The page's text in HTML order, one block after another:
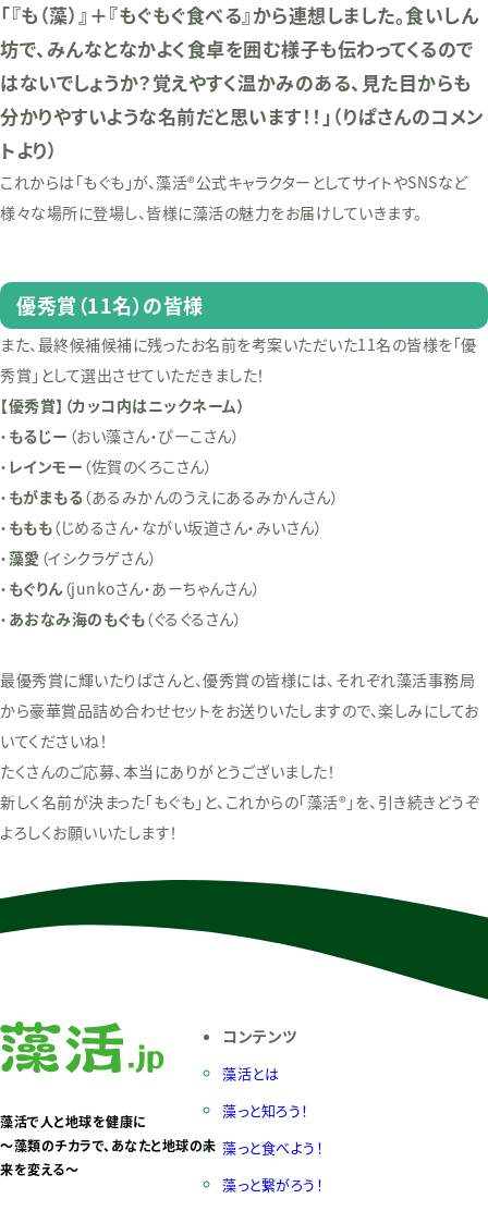
「『も（藻）』＋『もぐもぐ食べる』から連想しました。食いしん
坊で、みんなとなかよく食卓を囲む様子も伝わってくるので
はないでしょうか？覚えやすく温かみのある、見た目からも
分かりやすいような名前だと思います！！」（りぱさんのコメン
トより）
これからは「もぐも」が、藻活®公式キャラクターとしてサイトやSNSなど
様々な場所に登場し、皆様に藻活の魅力をお届けしていきます。
優秀賞（11名）の皆様
また、最終候補候補に残ったお名前を考案いただいた11名の皆様を「優
秀賞」として選出させていただきました！
【優秀賞】（カッコ内はニックネーム）
・ もるじー （おい藻さん・ぴーこさん）
・ レインモー （佐賀のくろこさん）
・ もがまもる（あるみかんのうえにあるみかんさん）
・ ももも（じめるさん・ながい坂道さん・みいさん）
・藻愛 （イシクラゲさん）
・ もぐりん（junkoさん・あーちゃんさん）
・ あおなみ海のもぐも（ぐるぐるさん）
最優秀賞に輝いたりぱさんと、優秀賞の皆様には、それぞれ藻活事務局
から豪華賞品詰め合わせセットをお送りいたしますので、楽しみにしてお
いてくださいね！
たくさんのご応募、本当にありがとうございました！
新しく名前が決まった「もぐも」と、これからの「藻活®」を、引き続きどうぞ
よろしくお願いいたします！
藻活で人と地球を健康に
〜藻類のチカラで、あなたと地球の未
来を変える〜
コンテンツ
藻活とは
藻っと知ろう！
藻っと食べよう！
藻っと繋がろう！